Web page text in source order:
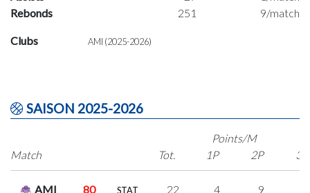
Rebonds
251 9/match
Clubs AMI (2025-2026)
SAISON 2025-2026
Match
Points/M
Tot.
1P 2P 3P
AMI
80
STAT 22 4 9